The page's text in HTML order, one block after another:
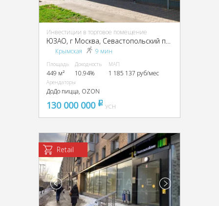
Инвестиции в торговое помещение
ЮЗАО, г Москва, Севастопольский пр-т, 18А
Крымская 9 мин
Площадь
449 м²
Доходность
10.94%
МАП
1 185 137 руб/мес
Арендаторы
ДоДо пицца, OZON
130 000 000 pуб
УСН
Retail